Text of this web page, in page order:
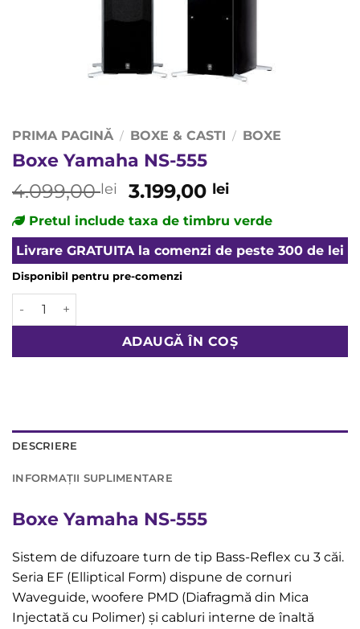
PRIMA PAGINĂ / BOXE & CASTI / BOXE
Boxe Yamaha NS-555
4.099,00lei
Prețul
inițial
a
fost:
4.099,00 lei.
3.199,00 leiPrețul
este:
3.199,00 lei.
Pretul include taxa de timbru verde
Livrare GRATUITA la comenzi de peste 300 de lei
Disponibil pentru pre-comenzi
Cantitate Boxe Yamaha NS-555
ADAUGĂ ÎN COȘ
DESCRIERE
INFORMAȚII SUPLIMENTARE
Boxe Yamaha NS-555
Sistem de difuzoare turn de tip Bass-Reflex cu 3 căi.
Seria EF (Elliptical Form) dispune de cornuri
Waveguide, woofere PMD (Diafragmă din Mica
Injectată cu Polimer) și cabluri interne de înaltă